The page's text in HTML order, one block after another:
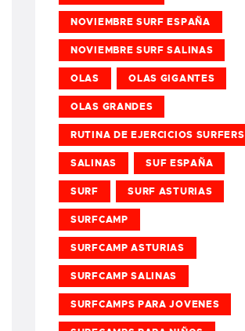
NOVIEMBRE SURF ESPAÑA
NOVIEMBRE SURF SALINAS
OLAS OLAS GIGANTES
OLAS GRANDES
RUTINA DE EJERCICIOS SURFERS
SALINAS SUF ESPAÑA
SURF SURF ASTURIAS
SURFCAMP
SURFCAMP ASTURIAS
SURFCAMP SALINAS
SURFCAMPS PARA JOVENES